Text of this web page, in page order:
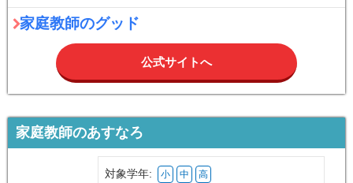
家庭教師のグッド
公式サイトへ
家庭教師のあすなろ
対象学年: 小 中 高